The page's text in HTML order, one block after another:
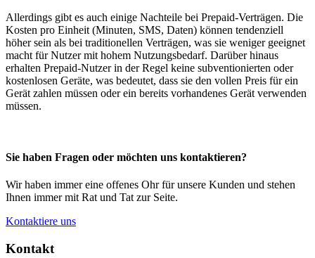
Allerdings gibt es auch einige Nachteile bei Prepaid-Verträgen. Die
Kosten pro Einheit (Minuten, SMS, Daten) können tendenziell
höher sein als bei traditionellen Verträgen, was sie weniger geeignet
macht für Nutzer mit hohem Nutzungsbedarf. Darüber hinaus
erhalten Prepaid-Nutzer in der Regel keine subventionierten oder
kostenlosen Geräte, was bedeutet, dass sie den vollen Preis für ein
Gerät zahlen müssen oder ein bereits vorhandenes Gerät verwenden
müssen.
Sie haben Fragen oder möchten uns kontaktieren?
Wir haben immer eine offenes Ohr für unsere Kunden und stehen
Ihnen immer mit Rat und Tat zur Seite.
Kontaktiere uns
Kontakt